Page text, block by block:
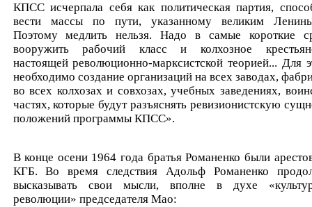
КПСС исчерпала себя как политическая партия,
вести массы по пути, указанному великим
Поэтому медлить нельзя. Надо в самые короткие
вооружить рабочий класс и колхозное
настоящей революционно-марксистской теорией... Для
необходимо создание организаций на всех заводах,
во всех колхозах и совхозах, учебных заведениях,
частях, которые будут разъяснять ревизионистскую
положений программы КПСС».
В конце осени 1964 года братья Романенко были
КГБ. Во время следствия Адольф Романенко
высказывать свои мысли, вполне в духе
революции» председателя Мао: